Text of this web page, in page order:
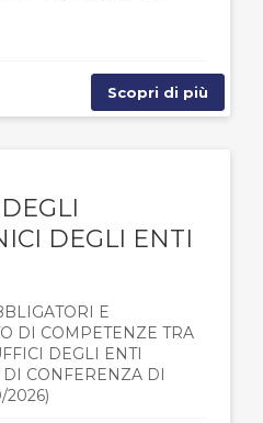
Scopri di più
DEGLI ENTI
E
DI COMPETENZE TRA
DEGLI ENTI
DI CONFERENZA DI
2026)